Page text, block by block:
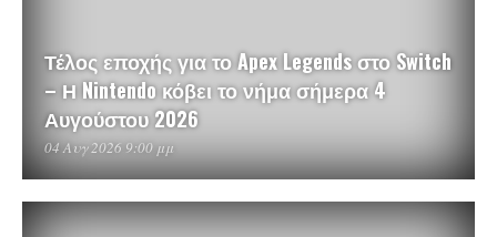
Τέλος εποχής για το Apex Legends στο Switch
– Η Nintendo κόβει το νήμα σήμερα 4
Αυγούστου 2026
04 Αυγ 2026 9:00 μμ